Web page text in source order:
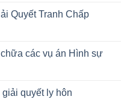
Quyết Tranh Chấp
các vụ án Hình sự
quyết ly hôn